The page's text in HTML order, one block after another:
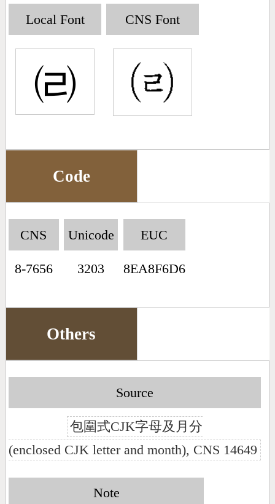
Big5 Query Pinyin Query
Pinyin Word Index
Local Font
㈃
CNS Font
Code
CNS
8-7656
Unicode
3203
EUC
8EA8F6D6
Others
Source
包圍式CJK字母及月分
(enclosed CJK letter and month), CNS 14649
Note